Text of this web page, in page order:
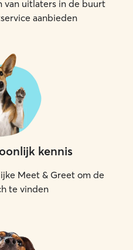
van uitlaters in de buurt
aanbieden
kennis
Meet & Greet om de
te vinden